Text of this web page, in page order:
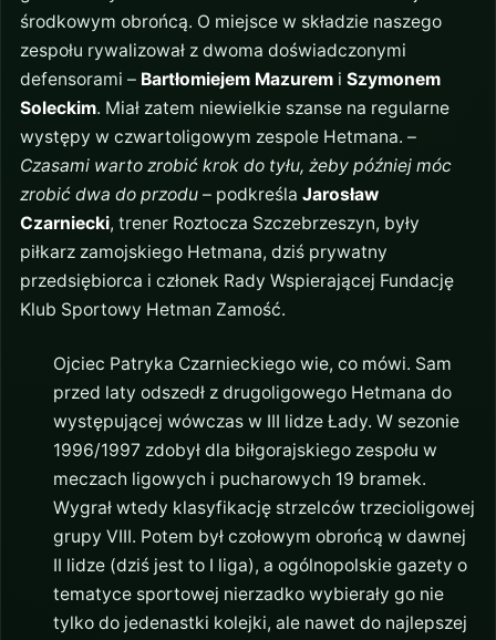
środkowym obrońcą. O miejsce w składzie naszego
zespołu rywalizował z dwoma doświadczonymi
defensorami – Bartłomiejem Mazurem i Szymonem
Soleckim. Miał zatem niewielkie szanse na regularne
występy w czwartoligowym zespole Hetmana. –
Czasami warto zrobić krok do tyłu, żeby później móc
zrobić dwa do przodu – podkreśla Jarosław
Czarniecki, trener Roztocza Szczebrzeszyn, były
piłkarz zamojskiego Hetmana, dziś prywatny
przedsiębiorca i członek Rady Wspierającej Fundację
Klub Sportowy Hetman Zamość.
Ojciec Patryka Czarnieckiego wie, co mówi. Sam
przed laty odszedł z drugoligowego Hetmana do
występującej wówczas w III lidze Łady. W sezonie
1996/1997 zdobył dla biłgorajskiego zespołu w
meczach ligowych i pucharowych 19 bramek.
Wygrał wtedy klasyfikację strzelców trzecioligowej
grupy VIII. Potem był czołowym obrońcą w dawnej
II lidze (dziś jest to I liga), a ogólnopolskie gazety o
tematyce sportowej nierzadko wybierały go nie
tylko do jedenastki kolejki, ale nawet do najlepszej